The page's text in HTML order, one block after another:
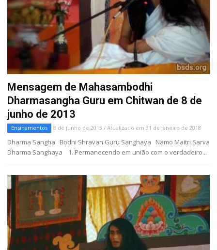
Mensagem de Mahasambodhi
Dharmasangha Guru em Chitwan de 8 de
junho de 2013
Ensinamentos 8 de junho de 2013 / Atualizado em 31 de janeiro de 2018
Dharma Sangha Bodhi Shravan Guru Sanghaya Namo Maitri Sarva
Dharma Sanghaya 1. Permanecendo em união com o verdadeiro...